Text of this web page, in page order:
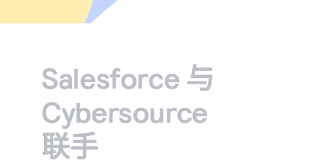
定期结算、全球税务计算、货币兑换等。
定制可满足您业务需求的解决方案。
查看用于实施我们的 API 的功能级别指南。
访问我们的客户支持门户网站，以及阅读实用文章。
技术文档
详细了解我们的服务如何为您的业务提供帮助。
了解我们如何成为支付和欺诈管理领域的领先者，以及
获取关于业务经营和提升客户满意度的窍门。
与我们合作
您是否热衷于支付技术？来加入我们的团队吧。我们的
团队充满乐趣、具有包容性且不断成长。
Salesforce 与
Cybersource
联手